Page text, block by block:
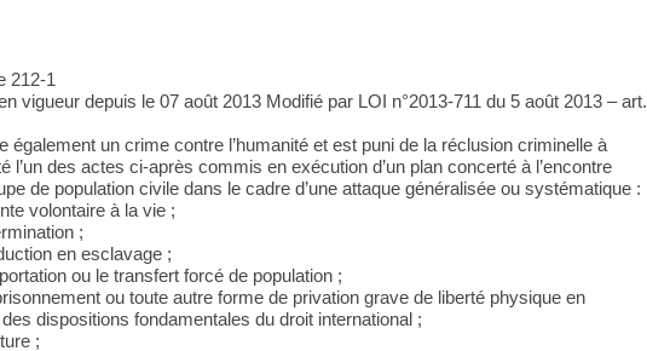
212-1
vigueur depuis le 07 août 2013 Modifié par LOI n°2013-711 du 5 août 2013 – art.
également un crime contre l’humanité et est puni de la réclusion criminelle à
l’un des actes ci-après commis en exécution d’un plan concerté à l’encontre
de population civile dans le cadre d’une attaque généralisée ou systématique :
volontaire à la vie ;
;
en esclavage ;
ou le transfert forcé de population ;
ou toute autre forme de privation grave de liberté physique en
dispositions fondamentales du droit international ;
;